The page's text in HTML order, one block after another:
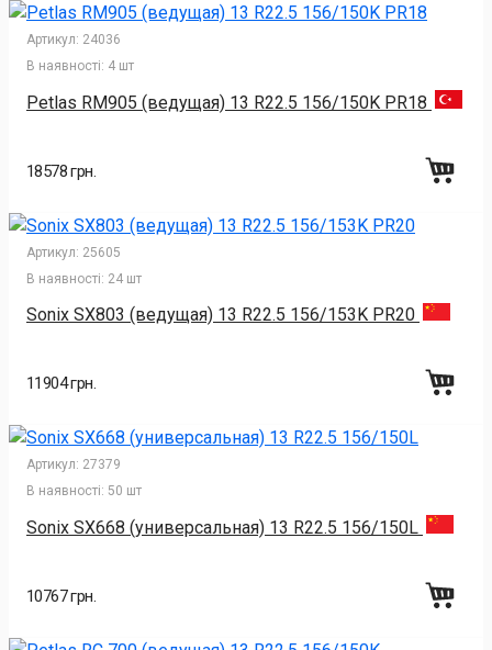
Артикул: 24036
В наявності: 4 шт
Petlas RM905 (ведущая) 13 R22.5 156/150K PR18
18578 грн.
Артикул: 25605
В наявності: 24 шт
Sonix SX803 (ведущая) 13 R22.5 156/153K PR20
11904 грн.
Артикул: 27379
В наявності: 50 шт
Sonix SX668 (универсальная) 13 R22.5 156/150L
10767 грн.